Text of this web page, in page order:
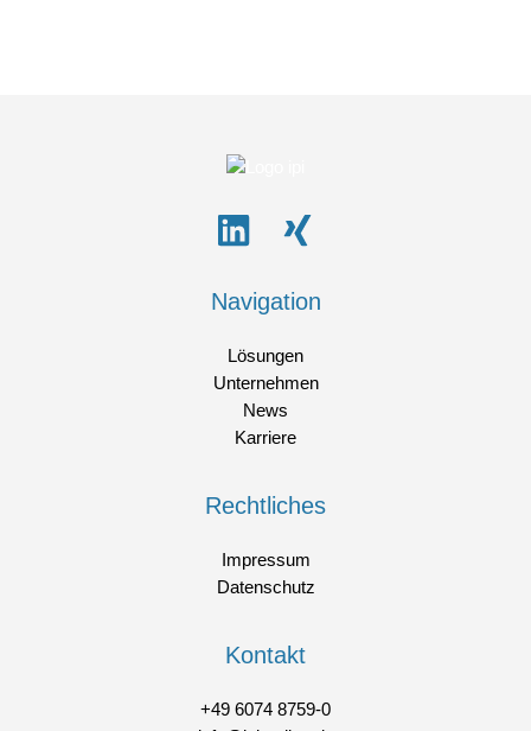
Navigation
Lösungen
Unternehmen
News
Karriere
Rechtliches
Impressum
Datenschutz
Kontakt
+49 6074 8759-0